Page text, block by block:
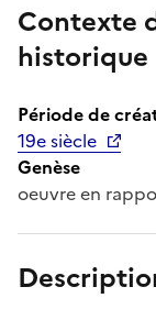
Contexte
historique
Période de
19e siècle
Genèse
oeuvre en